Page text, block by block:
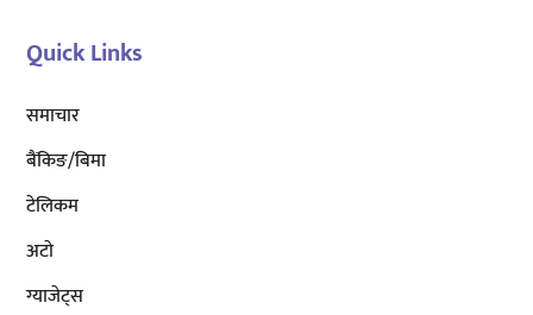
Quick Links
समाचार
बैंकिङ/बिमा
टेलिकम
अटाे
ग्याजेट्स